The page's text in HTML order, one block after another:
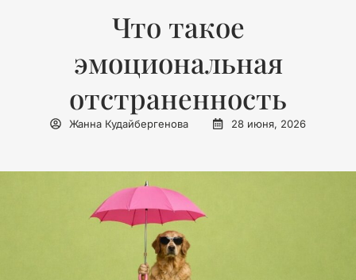
Что такое
эмоциональная
отстраненность
Жанна Кудайбергенова 28 июня, 2026